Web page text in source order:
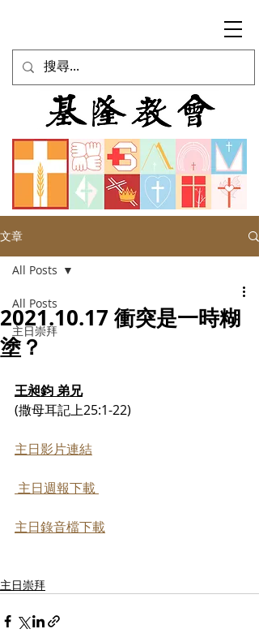
文章
All Posts
主日崇拜
All Posts
2021.10.17 衝突是一時糊
塗？
王昶鈞 弟兄
(撒母耳記上25:1-22)
主日影片連結
主日週報下載
主日錄音檔下載
主日崇拜